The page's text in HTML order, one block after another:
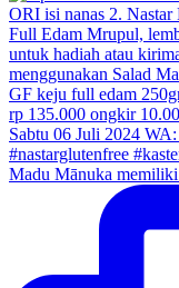
Madu Mānuka